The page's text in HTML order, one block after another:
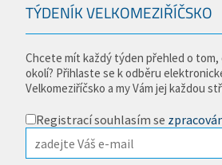
TÝDENÍK VELKOMEZIŘÍČSKO
Chcete mít každý týden přehled o tom,
okolí? Přihlaste se k odběru
Velkomeziříčsko a my Vám jej každou
Registrací souhlasím se